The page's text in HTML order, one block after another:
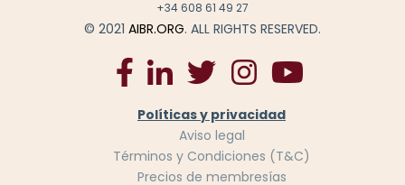
+34 608 61 49 27
© 2021 AIBR.ORG. ALL RIGHTS RESERVED.
Políticas y privacidad
Aviso legal
Términos y Condiciones (T&C)
Precios de membresías